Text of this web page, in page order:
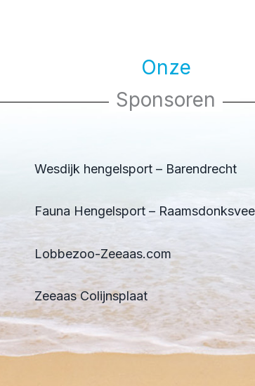
Onze
Sponsoren
Wesdijk hengelsport – Barendrecht
Fauna Hengelsport –
Lobbezoo-Zeeaas.com
Zeeaas Colijnsplaat